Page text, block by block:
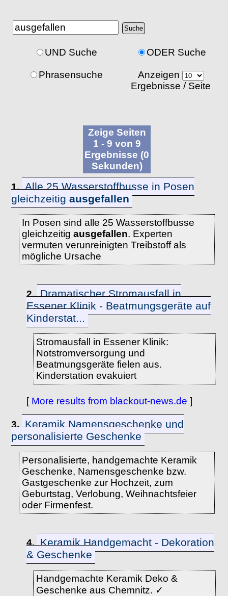
UND Suche
Phrasensuche
ODER Suche
Anzeigen
Ergebnisse / Seite
Zeige Seiten
1 - 9 von 9
Ergebnisse (0
Sekunden)
1. Alle 25 Wasserstoffbusse in Posen
gleichzeitigausgefallen
In Posen sind alle 25 Wasserstoffbusse
gleichzeitig ausgefallen. Experten
vermuten verunreinigten Treibstoff als
mögliche Ursache
2. Dramatischer Stromausfall in
Essener Klinik - Beatmungsgeräte auf
Kinderstat...
Stromausfall in Essener Klinik:
Notstromversorgung und
Beatmungsgeräte fielen aus.
Kinderstation evakuiert
[ More results from blackout-news.de ]
3. Keramik Namensgeschenke und
personalisierte Geschenke
Personalisierte, handgemachte Keramik
Geschenke, Namensgeschenke bzw.
Gastgeschenke zur Hochzeit, zum
Geburtstag, Verlobung, Weihnachtsfeier
oder Firmenfest.
4. Keramik Handgemacht - Dekoration
& Geschenke
Handgemachte Keramik Deko &
Geschenke aus Chemnitz. ✓